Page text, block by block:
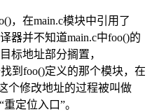
，在main.c模块中引用了
器并不知道main.c中foo()的
标地址部分搁置，
到foo()定义的那个模块，在
个修改地址的过程被叫做
定位入口”。